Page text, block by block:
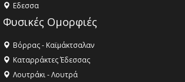
Eδεσσα
Φυσικές Ομορφιές
Βόρρας - Καϊμάκτσαλαν
Καταρράκτες Έδεσσας
Λουτράκι - Λουτρά